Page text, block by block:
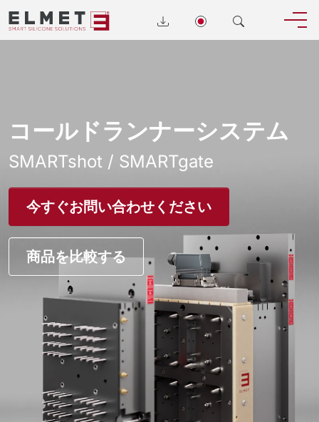
コールドランナーシステム
SMARTshot / SMARTgate
今すぐお問い合わせください
商品を比較する